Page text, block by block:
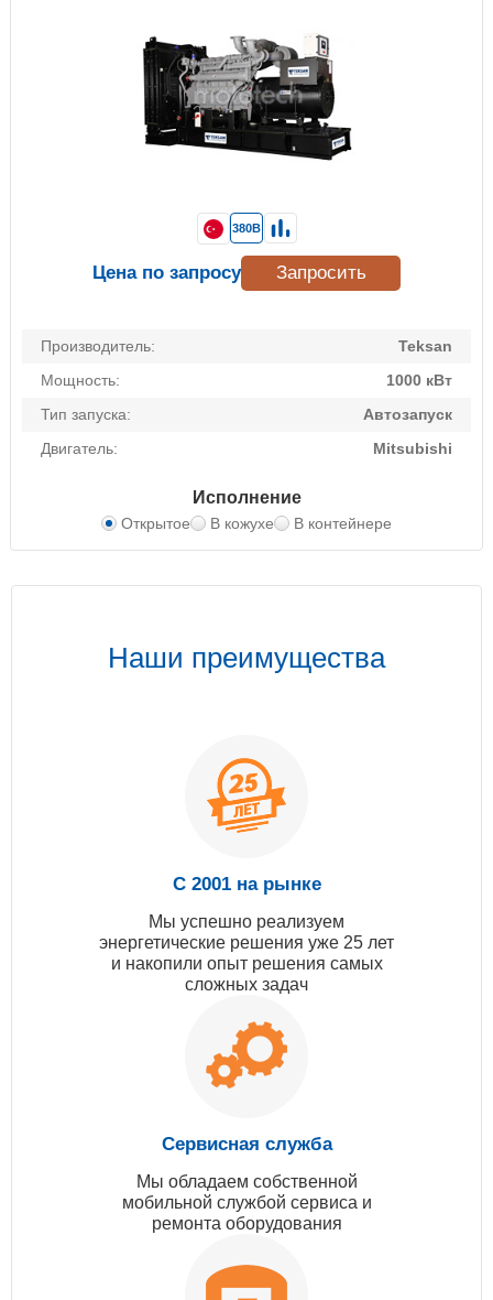
Производитель:
Teksan
Мощность:
1000 кВт
Тип запуска:
Автозапуск
Двигатель:
Mitsubishi
Исполнение
Открытое В кожухе В контейнере
380В
Цена по запросу Запросить
Наши преимущества
С 2001 на рынке
Мы успешно реализуем
энергетические решения уже 25 лет
и накопили опыт решения самых
сложных задач
Сервисная служба
Мы обладаем собственной
мобильной службой сервиса и
ремонта оборудования